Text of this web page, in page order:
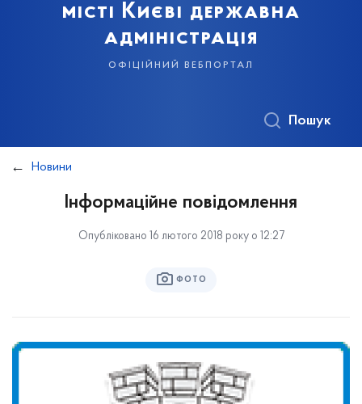
місті Києві державна
адміністрація
офіційний вебпортал
Пошук
Новини
Інформаційне повідомлення
Опубліковано 16 лютого 2018 року о 12:27
ФОТО